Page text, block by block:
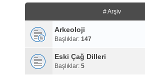
# Arşiv
Arkeoloji
Başlıklar: 147
Eski Çağ Dilleri
Başlıklar: 5